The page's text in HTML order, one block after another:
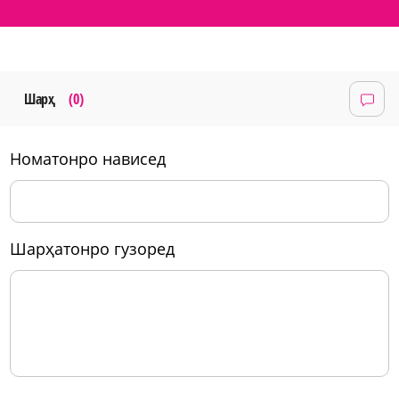
Шарҳ (0)
номатонро нависед
шарҳатонро гузоред